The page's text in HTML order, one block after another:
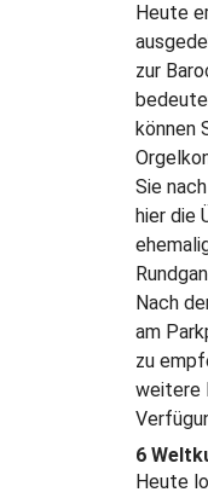
Heute
zur
können
Sie
hier die
Nach
am
zu
weitere
6
Heute